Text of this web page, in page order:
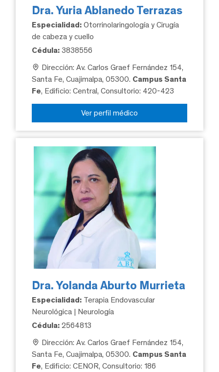
Dra. Yuria Ablanedo Terrazas
Especialidad: Otorrinolaringología y Cirugía
de cabeza y cuello
Cédula: 3838556
Dirección: Av. Carlos Graef Fernández 154,
Santa Fe, Cuajimalpa, 05300. Campus Santa
Fe, Edificio: Central, Consultorio: 420-423
Ver perfil médico
Dra. Yolanda Aburto Murrieta
Especialidad: Terapia Endovascular
Neurológica | Neurología
Cédula: 2564813
Dirección: Av. Carlos Graef Fernández 154,
Santa Fe, Cuajimalpa, 05300. Campus Santa
Fe, Edificio: CENOR, Consultorio: 186